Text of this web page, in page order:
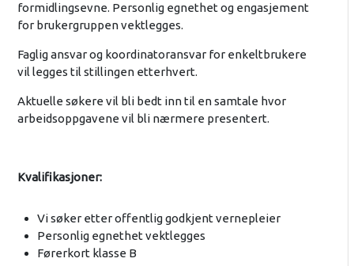
formidlingsevne. Personlig egnethet og engasjement
for brukergruppen vektlegges.
Faglig ansvar og koordinatoransvar for enkeltbrukere
vil legges til stillingen etterhvert.
Aktuelle søkere vil bli bedt inn til en samtale hvor
arbeidsoppgavene vil bli nærmere presentert.
Kvalifikasjoner:
Vi søker etter offentlig godkjent vernepleier
Personlig egnethet vektlegges
Førerkort klasse B